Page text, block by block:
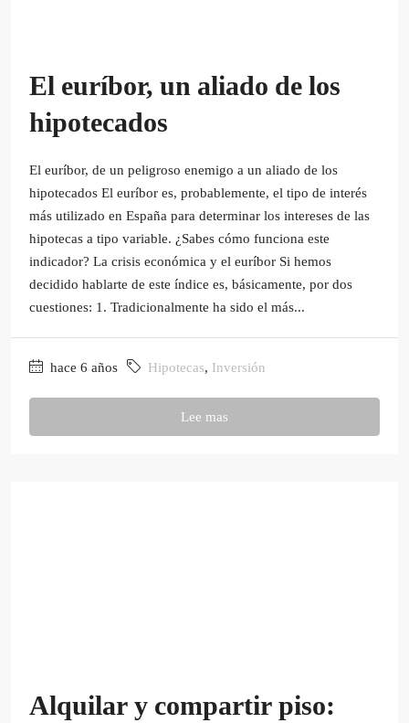
El euríbor, un aliado de los
hipotecados
El euríbor, de un peligroso enemigo a un aliado de los
hipotecados El euríbor es, probablemente, el tipo de interés
más utilizado en España para determinar los intereses de las
hipotecas a tipo variable. ¿Sabes cómo funciona este
indicador? La crisis económica y el euríbor Si hemos
decidido hablarte de este índice es, básicamente, por dos
cuestiones: 1. Tradicionalmente ha sido el más...
hace 6 años Hipotecas, Inversión
Lee mas
Alquilar y compartir piso: